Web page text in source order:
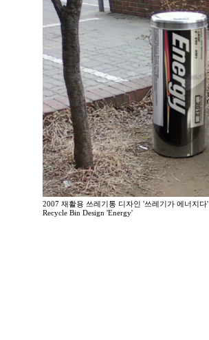
2007 재활용 쓰레기통 디자인 '쓰레기가 에너지다'
Recycle Bin Design 'Energy'